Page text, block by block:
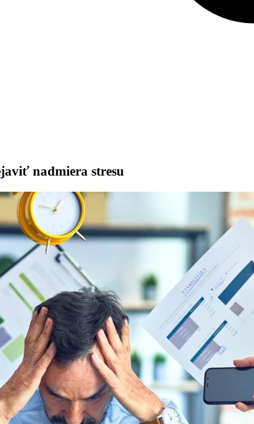
nadmiera stresu